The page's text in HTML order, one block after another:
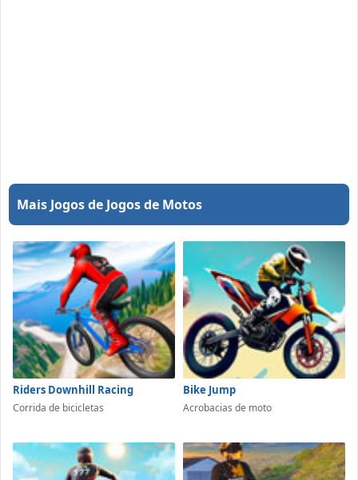
Mais Jogos de Jogos de Motos
Riders Downhill Racing
Corrida de bicicletas
Bike Jump
Acrobacias de moto